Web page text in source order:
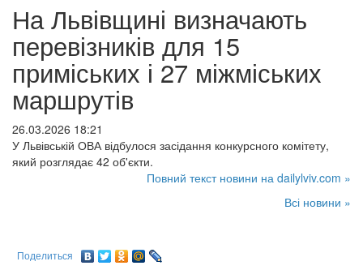
На Львівщині визначають
перевізників для 15
приміських і 27 міжміських
маршрутів
26.03.2026 18:21
У Львівській ОВА відбулося засідання конкурсного комітету,
який розглядає 42 об'єкти.
Повний текст новини на dailylviv.com »
Всі новини »
Поделиться